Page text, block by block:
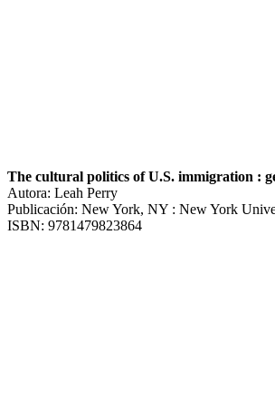
The cultural politics of U.S. immigration :
Autora: Leah Perry
Publicación: New York, NY : New York
ISBN: 9781479823864